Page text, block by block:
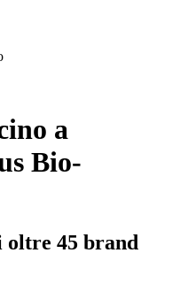
a
Bio-
oltre 45 brand